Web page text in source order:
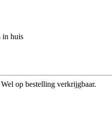
in huis
op bestelling verkrijgbaar.